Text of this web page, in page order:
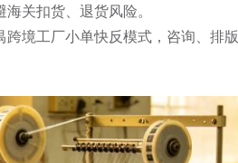
关扣货、退货风险。
境工厂小单快反模式，咨询、排